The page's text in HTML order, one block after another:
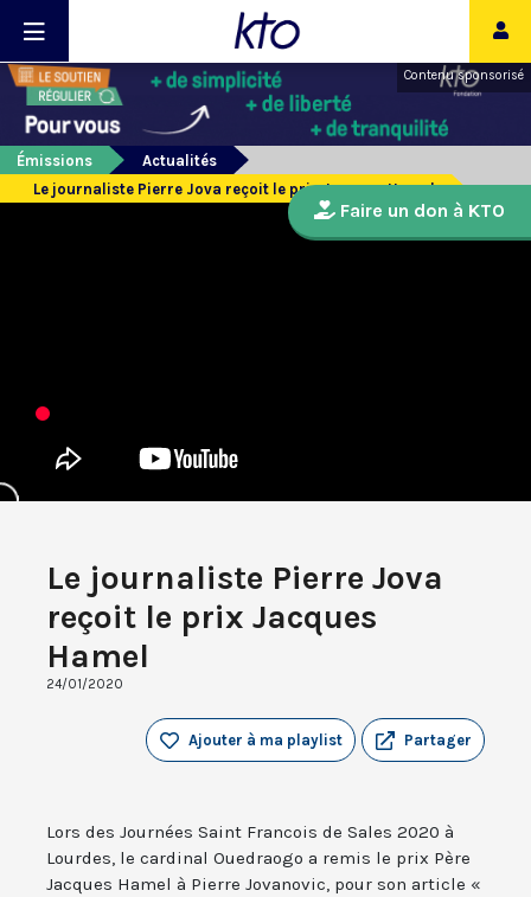
Contenu sponsorisé
Émissions
Actualités
Le journaliste Pierre Jova reçoit le prix Jacques Hamel
Le journaliste Pierre Jova
reçoit le prix Jacques
Hamel
24/01/2020
Partager
Ajouter à ma playlist
Lors des Journées Saint Francois de Sales 2020 à
Lourdes, le cardinal Ouedraogo a remis le prix Père
Jacques Hamel à Pierre Jovanovic, pour son article «
Faire un don à KTO